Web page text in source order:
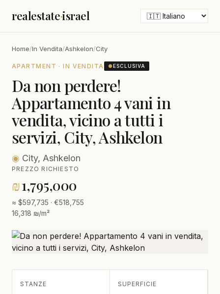
realestate·israel
Home/In Vendita/Ashkelon/City
APARTMENT · IN VENDITA ●ESCLUSIVA
Da non perdere!
Appartamento 4 vani in
vendita, vicino a tutti i
servizi, City, Ashkelon
◉ City, Ashkelon
PREZZO RICHIESTO
₪1,795,000
≈ $597,735 · €518,755
16,318 ₪/m²
STANZE SUPERFICIE